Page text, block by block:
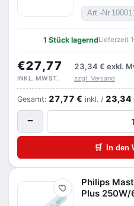
Art.-Nr.
1 Stück lagerndLieferzeit
€27,77 23,34 € exkl.
INKL. MWST. zzgl. Versand
Gesamt: 27,77 € inkl. / 23,34
−
🛒 In den
Merken
Philips
Plus